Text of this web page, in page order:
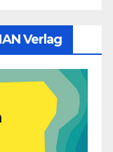
Verlag